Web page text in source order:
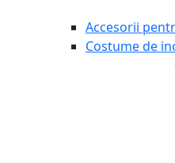
Accesorii
Costume de